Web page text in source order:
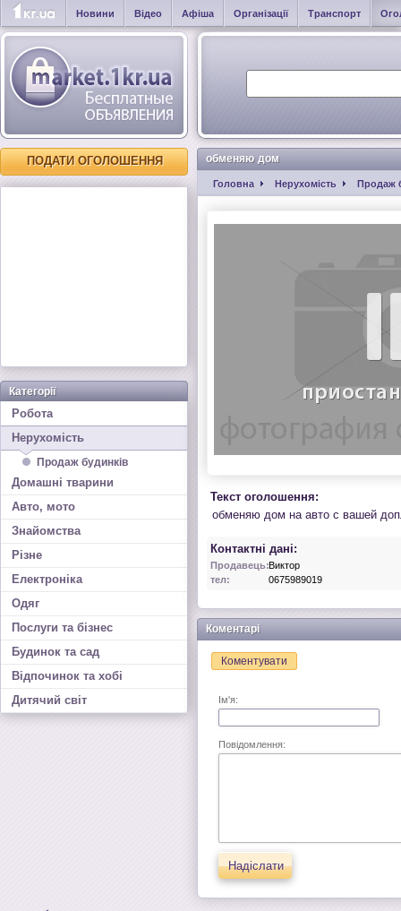
Новини Відео Афіша Організації Транспорт
ПОДАТИ ОГОЛОШЕННЯ
Категорії
Робота
Нерухомість
Продаж будинків
Домашні тварини
Авто, мото
Знайомства
Різне
Електроніка
Одяг
Послуги та бізнес
Будинок та сад
Відпочинок та хобі
Дитячий світ
обменяю дом
Головна Нерухомість Продаж
Текст оголошення:
обменяю дом на авто с вашей
Контактні дані:
Продавець:Виктор
тел:
0675989019
Коментарі
Коментувати
Ім'я:
Повідомлення:
Надіслати